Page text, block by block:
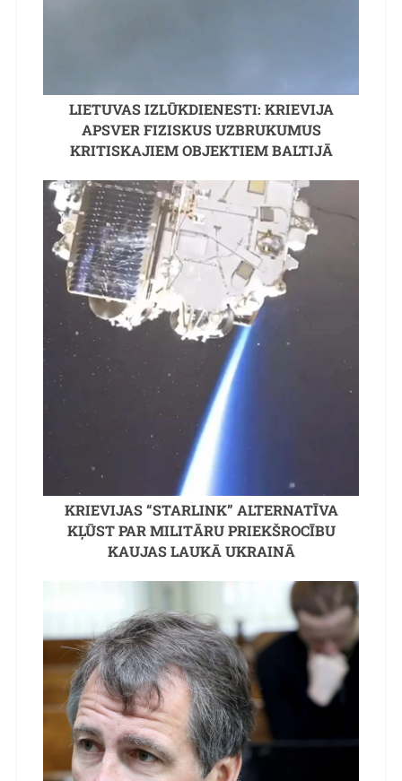
LIETUVAS IZLŪKDIENESTI: KRIEVIJA
APSVER FIZISKUS UZBRUKUMUS
KRITISKAJIEM OBJEKTIEM BALTIJĀ
KRIEVIJAS “STARLINK” ALTERNATĪVA
KĻŪST PAR MILITĀRU PRIEKŠROCĪBU
KAUJAS LAUKĀ UKRAINĀ